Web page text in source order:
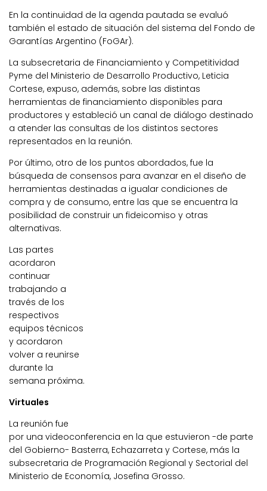
En la continuidad de la agenda pautada se evaluó
también el estado de situación del sistema del Fondo de
Garantías Argentino (FoGAr).
La subsecretaria de Financiamiento y Competitividad
Pyme del Ministerio de Desarrollo Productivo, Leticia
Cortese, expuso, además, sobre las distintas
herramientas de financiamiento disponibles para
productores y estableció un canal de diálogo destinado
a atender las consultas de los distintos sectores
representados en la reunión.
Por último, otro de los puntos abordados, fue la
búsqueda de consensos para avanzar en el diseño de
herramientas destinadas a igualar condiciones de
compra y de consumo, entre las que se encuentra la
posibilidad de construir un fideicomiso y otras
alternativas.
Las partes
acordaron
continuar
trabajando a
través de los
respectivos
equipos técnicos
y acordaron
volver a reunirse
durante la
semana próxima.
Virtuales
La reunión fue
por una videoconferencia en la que estuvieron -de parte
del Gobierno- Basterra, Echazarreta y Cortese, más la
subsecretaria de Programación Regional y Sectorial del
Ministerio de Economía, Josefina Grosso.